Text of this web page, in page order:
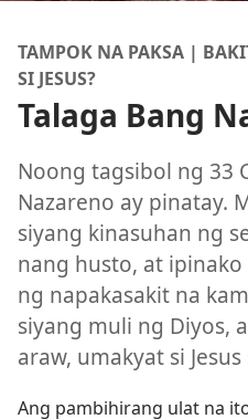
TAMPOK NA PAKSA |
SI JESUS?
Talaga Bang
Noong tagsibol ng 33
Nazareno ay pinatay.
siyang kinasuhan ng
nang husto, at ipinako
ng napakasakit na
siyang muli ng Diyos,
araw, umakyat si
Ang pambihirang ulat na